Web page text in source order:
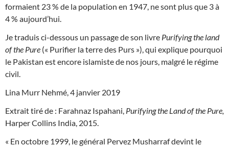
formaient 23 % de la population en 1947, ne sont plus que 3 à
4 % aujourd’hui.
Je traduis ci-dessous un passage de son livre Purifying the land
of the Pure (« Purifier la terre des Purs »), qui explique pourquoi
le Pakistan est encore islamiste de nos jours, malgré le régime
civil.
Lina Murr Nehmé, 4 janvier 2019
Extrait tiré de : Farahnaz Ispahani, Purifying the Land of the Pure,
Harper Collins India, 2015.
« En octobre 1999, le général Pervez Musharraf devint le